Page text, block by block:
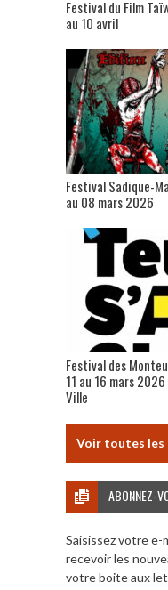
Festival du Film
au 10 avril
Festival Sadique-
au 08 mars 2026
Festival des
11 au 16 mars
Ville
Voir toutes les
ABONNEZ-
Saisissez votre e-
recevoir les
votre boite aux